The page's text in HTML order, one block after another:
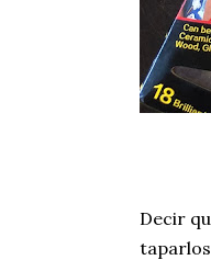
Decir